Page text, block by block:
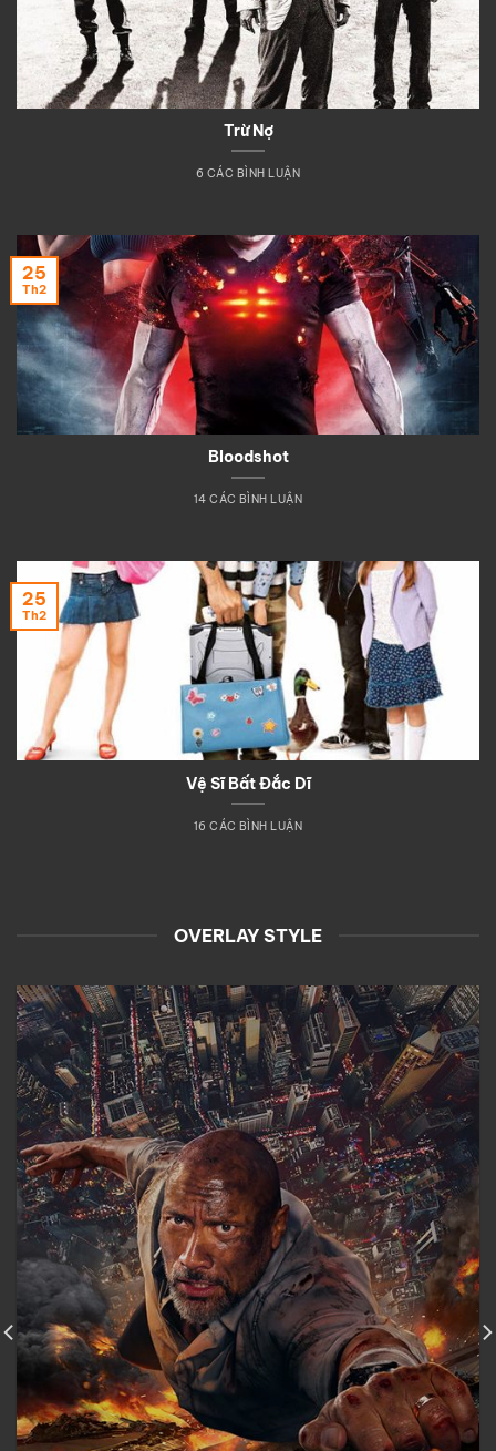
Trừ Nợ
6 CÁC BÌNH LUẬN
Bloodshot
14 CÁC BÌNH LUẬN
25
Th2
Vệ Sĩ Bất Đắc Dĩ
16 CÁC BÌNH LUẬN
25
Th2
OVERLAY STYLE